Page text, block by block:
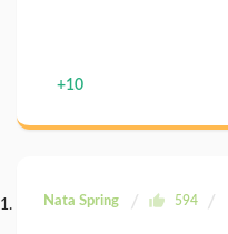
+10
Nata Spring 594